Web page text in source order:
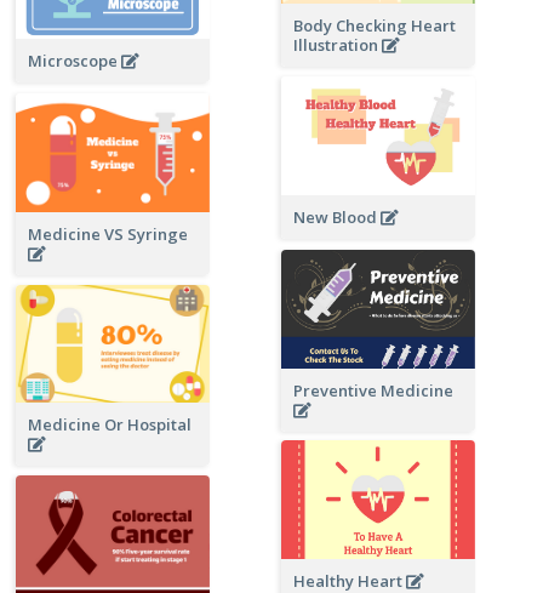
Body Checking Heart
Illustration
Microscope
New Blood
Medicine VS Syringe
Preventive Medicine
Medicine Or Hospital
Healthy Heart